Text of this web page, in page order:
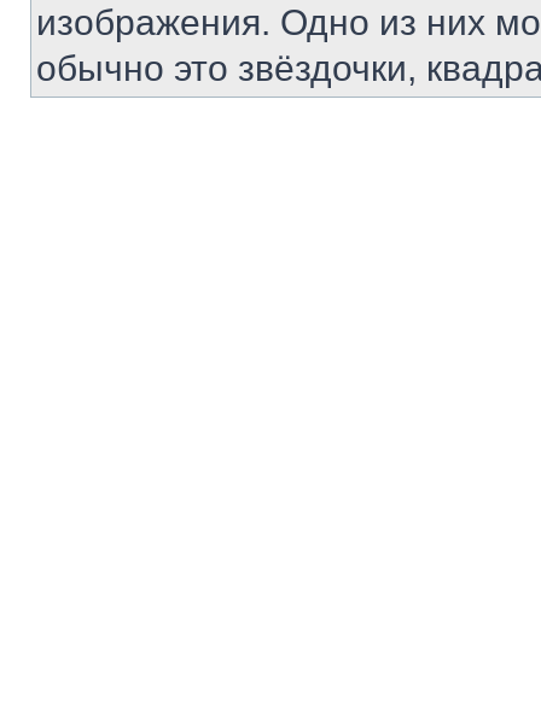
изображения. Одно из них
обычно это звёздочки,